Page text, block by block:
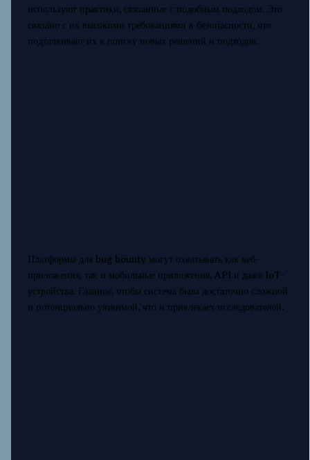
используют практики, связанные с подобным подходом. Это
связано с их высокими требованиями к безопасности, что
подталкивает их к поиску новых решений и подходов.
Платформы для bug bounty могут охватывать как веб-
приложения, так и мобильные приложения, API и даже IoT-
устройства. Главное, чтобы система была достаточно сложной
и потенциально уязвимой, что и привлекает исследователей.